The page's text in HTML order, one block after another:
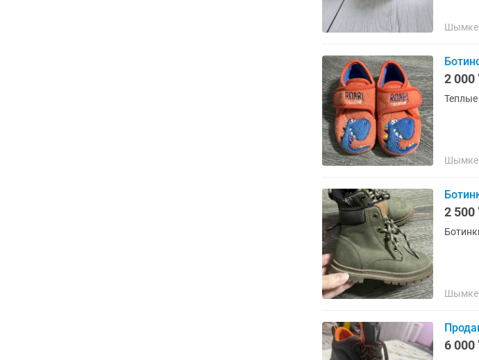
2 000
Теплые
2 500
6 000